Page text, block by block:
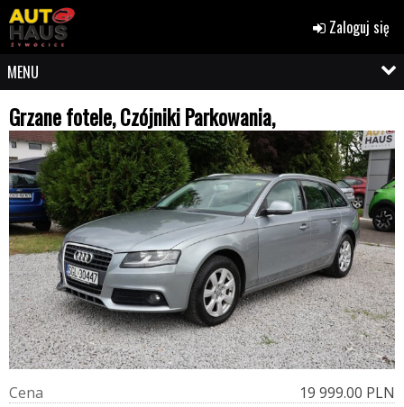
Zaloguj się
MENU
Grzane fotele, Czójniki Parkowania,
Cena
19 999.00 PLN